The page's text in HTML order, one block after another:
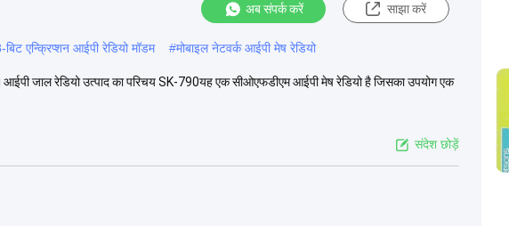
अब संपर्क करें साझा करें
एन्क्रिप्शन आईपी रेडियो मॉडम #मोबाइल नेटवर्क आईपी मेष रेडियो
जाल रेडियो उत्पाद का परिचय SK-790यह एक सीओएफडीएम आईपी मेष रेडियो है जिसका उपयोग एक
संदेश छोड़ें